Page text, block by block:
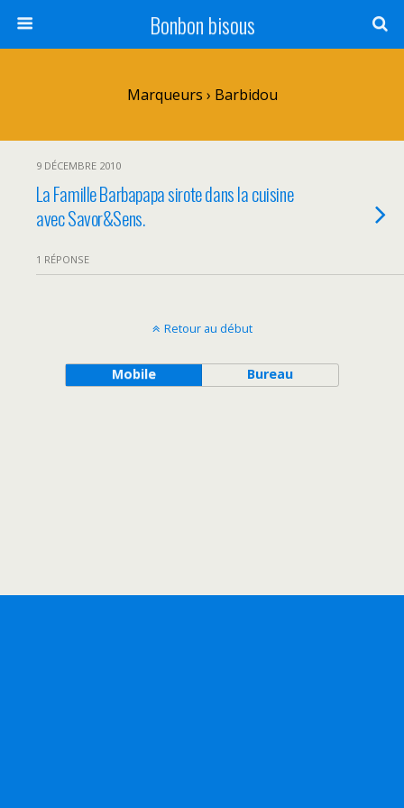
Bonbon bisous
Marqueurs › Barbidou
9 DÉCEMBRE 2010
La Famille Barbapapa sirote dans la cuisine
avec Savor&Sens.
1 RÉPONSE
Retour au début
Mobile Bureau